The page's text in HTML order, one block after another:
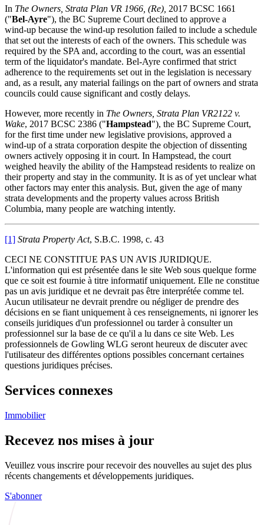
In The Owners, Strata Plan VR 1966, (Re), 2017 BCSC 1661
("Bel‑Ayre"), the BC Supreme Court declined to approve a
wind‑up because the wind‑up resolution failed to include a schedule
that set out the interests of each of the owners. This schedule was
required by the SPA and, according to the court, was an essential
term of the liquidator's mandate. Bel‑Ayre confirmed that strict
adherence to the requirements set out in the legislation is necessary
and, as a result, any material failings on the part of owners and strata
councils could cause significant and costly delays.
However, more recently in The Owners, Strata Plan VR2122 v.
Wake, 2017 BCSC 2386 ("Hampstead"), the BC Supreme Court,
for the first time under new legislative provisions, approved a
wind‑up of a strata corporation despite the objection of dissenting
owners actively opposing it in court. In Hampstead, the court
weighed heavily the ability of the Hampstead residents to realize on
their property and stay in the community. It is as of yet unclear what
other factors may enter this analysis. But, given the age of many
strata developments and the property values across British
Columbia, many people are watching intently.
[1] Strata Property Act, S.B.C. 1998, c. 43
CECI NE CONSTITUE PAS UN AVIS JURIDIQUE.
L'information qui est présentée dans le site Web sous quelque forme
que ce soit est fournie à titre informatif uniquement. Elle ne constitue
pas un avis juridique et ne devrait pas être interprétée comme tel.
Aucun utilisateur ne devrait prendre ou négliger de prendre des
décisions en se fiant uniquement à ces renseignements, ni ignorer les
conseils juridiques d'un professionnel ou tarder à consulter un
professionnel sur la base de ce qu'il a lu dans ce site Web. Les
professionnels de Gowling WLG seront heureux de discuter avec
l'utilisateur des différentes options possibles concernant certaines
questions juridiques précises.
Services connexes
Immobilier
Recevez nos mises à jour
Veuillez vous inscrire pour recevoir des nouvelles au sujet des plus
récents changements et développements juridiques.
S'abonner